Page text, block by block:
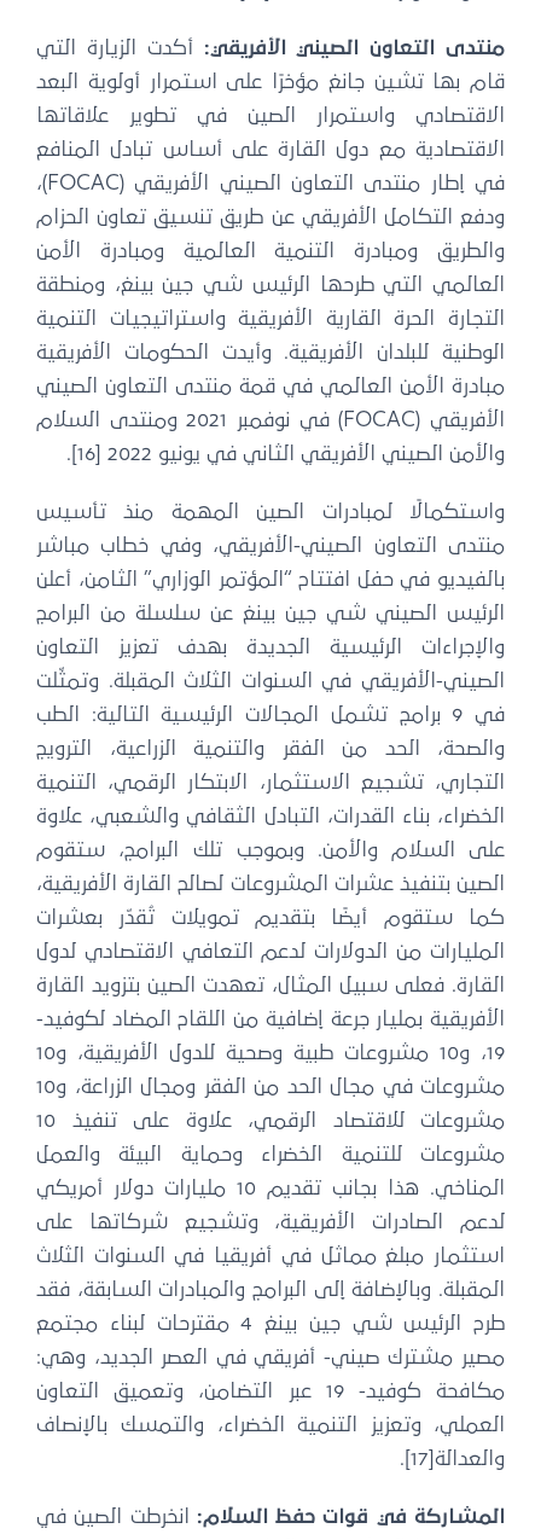
منتدى التعاون الصيني الأفريقي: أكدت الزيارة التي
قام بها تشين جانغ مؤخرًا على استمرار أولوية البعد
الاقتصادي واستمرار الصين في تطوير علاقاتها
الاقتصادية مع دول القارة على أساس تبادل المنافع
في إطار منتدى التعاون الصيني الأفريقي (FOCAC)،
ودفع التكامل الأفريقي عن طريق تنسيق تعاون الحزام
والطريق ومبادرة التنمية العالمية ومبادرة الأمن
العالمي التي طرحها الرئيس شي جين بينغ، ومنطقة
التجارة الحرة القارية الأفريقية واستراتيجيات التنمية
الوطنية للبلدان الأفريقية. وأيدت الحكومات الأفريقية
مبادرة الأمن العالمي في قمة منتدى التعاون الصيني
الأفريقي (FOCAC) في نوفمبر 2021 ومنتدى السلام
والأمن الصيني الأفريقي الثاني في يونيو 2022 [16].
واستكمالًا لمبادرات الصين المهمة منذ تأسيس
منتدى التعاون الصيني-الأفريقي، وفي خطاب مباشر
بالفيديو في حفل افتتاح “المؤتمر الوزاري” الثامن، أعلن
الرئيس الصيني شي جين بينغ عن سلسلة من البرامج
والإجراءات الرئيسية الجديدة بهدف تعزيز التعاون
الصيني-الأفريقي في السنوات الثلاث المقبلة. وتمثّلت
في 9 برامج تشمل المجالات الرئيسية التالية: الطب
والصحة، الحد من الفقر والتنمية الزراعية، الترويج
التجاري، تشجيع الاستثمار، الابتكار الرقمي، التنمية
الخضراء، بناء القدرات، التبادل الثقافي والشعبي، علاوة
على السلام والأمن. وبموجب تلك البرامج، ستقوم
الصين بتنفيذ عشرات المشروعات لصالح القارة الأفريقية،
كما ستقوم أيضًا بتقديم تمويلات تُقدّر بعشرات
المليارات من الدولارات لدعم التعافي الاقتصادي لدول
القارة. فعلى سبيل المثال، تعهدت الصين بتزويد القارة
الأفريقية بمليار جرعة إضافية من اللقاح المضاد لكوفيد-
19، و10 مشروعات طبية وصحية للدول الأفريقية، و10
مشروعات في مجال الحد من الفقر ومجال الزراعة، و10
مشروعات للاقتصاد الرقمي، علاوة على تنفيذ 10
مشروعات للتنمية الخضراء وحماية البيئة والعمل
المناخي. هذا بجانب تقديم 10 مليارات دولار أمريكي
لدعم الصادرات الأفريقية، وتشجيع شركاتها على
استثمار مبلغ مماثل في أفريقيا في السنوات الثلاث
المقبلة. وبالإضافة إلى البرامج والمبادرات السابقة، فقد
طرح الرئيس شي جين بينغ 4 مقترحات لبناء مجتمع
مصير مشترك صيني- أفريقي في العصر الجديد، وهي:
مكافحة كوفيد- 19 عبر التضامن، وتعميق التعاون
العملي، وتعزيز التنمية الخضراء، والتمسك بالإنصاف
والعدالة[17].
المشاركة في قوات حفظ السلام:
انخرطت الصين في